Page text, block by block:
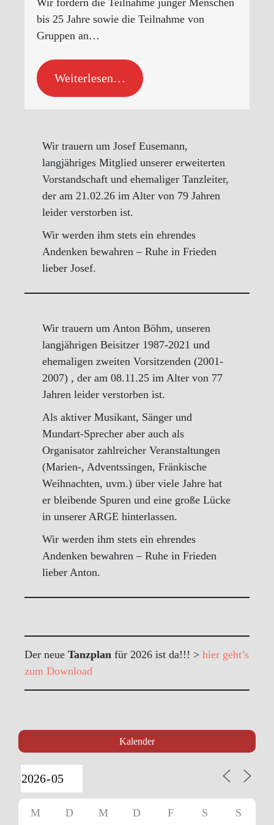
bis 25 Jahre sowie die Teilnahme von
Gruppen an…
Weiterlesen…
Wir trauern um Josef Eusemann,
langjähriges Mitglied unserer erweiterten
Vorstandschaft und ehemaliger Tanzleiter,
der am 21.02.26 im Alter von 79 Jahren
leider verstorben ist.
Wir werden ihm stets ein ehrendes
Andenken bewahren – Ruhe in Frieden
lieber Josef.
Wir trauern um Anton Böhm, unseren
langjährigen Beisitzer 1987-2021 und
ehemaligen zweiten Vorsitzenden (2001-
2007) , der am 08.11.25 im Alter von 77
Jahren leider verstorben ist.
Als aktiver Musikant, Sänger und
Mundart-Sprecher aber auch als
Organisator zahlreicher Veranstaltungen
(Marien-, Adventssingen, Fränkische
Weihnachten, uvm.) über viele Jahre hat
er bleibende Spuren und eine große Lücke
in unserer ARGE hinterlassen.
Wir werden ihm stets ein ehrendes
Andenken bewahren – Ruhe in Frieden
lieber Anton.
Der neue Tanzplan für 2026 ist da!!! > hier geht’s
zum Download
Kalender
M D M D F S S